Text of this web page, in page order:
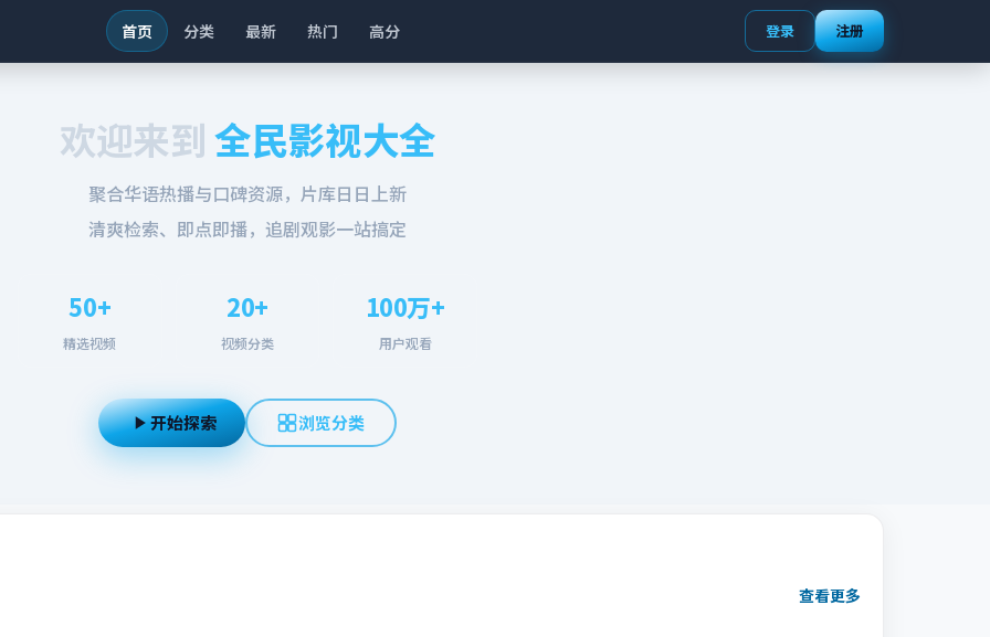
首页 分类 最新 热门 高分 登录 注册
欢迎来到全民影视大全
聚合华语热播与口碑资源，片库日日上新
清爽检索、即点即播，追剧观影一站搞定
50+
精选视频
20+
视频分类
100万+
用户观看
开始探索 浏览分类
查看更多